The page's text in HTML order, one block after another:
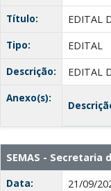
Título:
EDITAL
Tipo:
EDITAL
Descrição:
EDITAL
Anexo(s):
SEMAS -
Data:
21/09/